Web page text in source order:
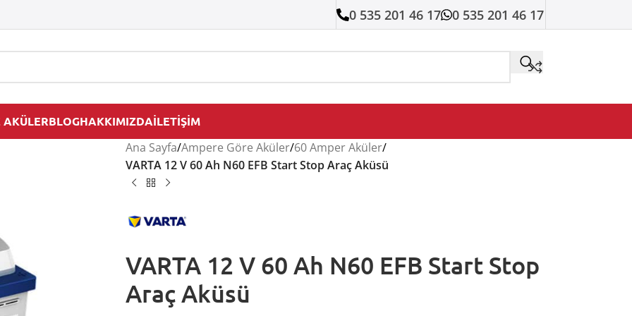
0 535 201 46 17 0 535 201 46 17
AKÜLERBLOGHAKKIMIZDAİLETİŞİM
Ana Sayfa/Ampere Göre Aküler/60 Amper Aküler/
VARTA 12 V 60 Ah N60 EFB Start Stop Araç Aküsü
VARTA 12 V 60 Ah N60 EFB Start Stop
Araç Aküsü